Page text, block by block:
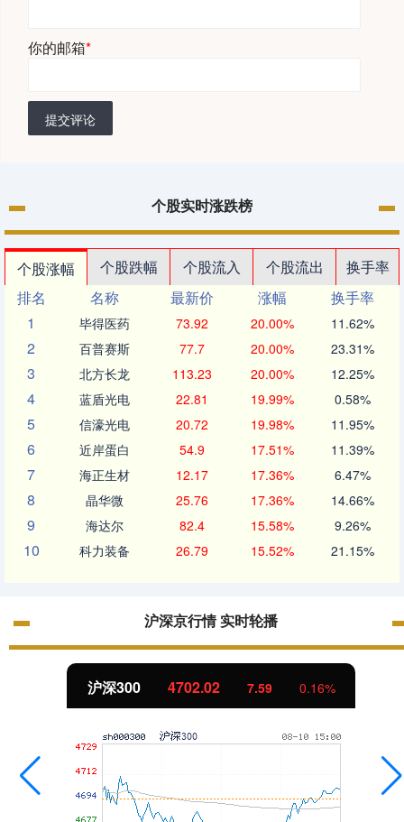
你的邮箱*
提交评论
个股实时涨跌榜
个股涨幅 个股跌幅 个股流入 个股流出
换手率
排名
名称 最新价 涨幅
换手率
1
毕得医药 73.92 20.00% 11.62%
2 百普赛斯 77.7 20.00% 23.31%
3 北方长龙 113.23 20.00% 12.25%
4 蓝盾光电 22.81 19.99% 0.58%
5 信濠光电 20.72 19.98% 11.95%
6 近岸蛋白 54.9 17.51% 11.39%
7 海正生材 12.17 17.36% 6.47%
8 晶华微 25.76 17.36% 14.66%
9 海达尔 82.4 15.58% 9.26%
10 科力装备 26.79 15.52% 21.15%
沪深京行情 实时轮播
北证50 1122.88 -11.37 -1.00%